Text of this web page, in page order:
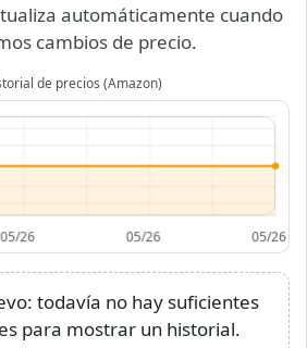
automáticamente cuando
cambios de precio.
de precios (Amazon)
todavía no hay suficientes
para mostrar un historial.